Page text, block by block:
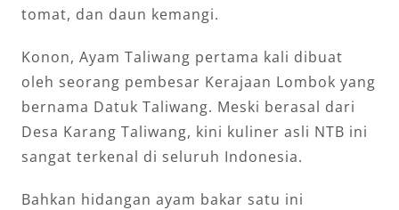
tomat, dan daun kemangi.
Konon, Ayam Taliwang pertama kali dibuat
oleh seorang pembesar Kerajaan Lombok yang
bernama Datuk Taliwang. Meski berasal dari
Desa Karang Taliwang, kini kuliner asli NTB ini
sangat terkenal di seluruh Indonesia.
Bahkan hidangan ayam bakar satu ini